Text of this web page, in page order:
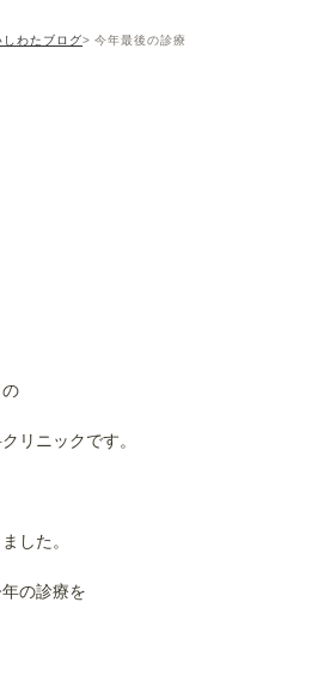
しわたブログ 今年最後の診療
リニックです。
した。
の診療を